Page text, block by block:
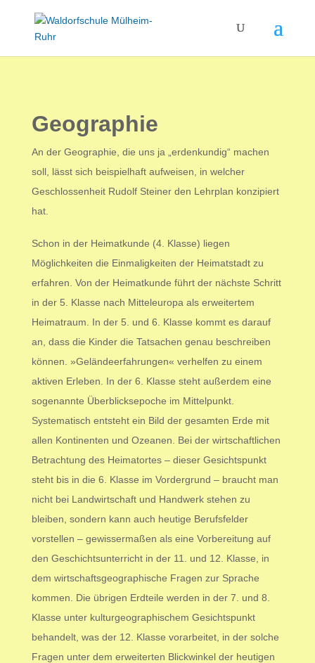
Geographie
An der Geographie, die uns ja „erdenkundig“ machen
soll, lässt sich beispielhaft aufweisen, in welcher
Geschlossenheit Rudolf Steiner den Lehrplan konzipiert
hat.
Schon in der Heimatkunde (4. Klasse) liegen
Möglichkeiten die Einmaligkeiten der Heimatstadt zu
erfahren. Von der Heimatkunde führt der nächste Schritt
in der 5. Klasse nach Mitteleuropa als erweitertem
Heimatraum. In der 5. und 6. Klasse kommt es darauf
an, dass die Kinder die Tatsachen genau beschreiben
können. »Geländeerfahrungen« verhelfen zu einem
aktiven Erleben. In der 6. Klasse steht außerdem eine
sogenannte Überblicksepoche im Mittelpunkt.
Systematisch entsteht ein Bild der gesamten Erde mit
allen Kontinenten und Ozeanen. Bei der wirtschaftlichen
Betrachtung des Heimatortes – dieser Gesichtspunkt
steht bis in die 6. Klasse im Vordergrund – braucht man
nicht bei Landwirtschaft und Handwerk stehen zu
bleiben, sondern kann auch heutige Berufsfelder
vorstellen – gewissermaßen als eine Vorbereitung auf
den Geschichtsunterricht in der 11. und 12. Klasse, in
dem wirtschaftsgeographische Fragen zur Sprache
kommen. Die übrigen Erdteile werden in der 7. und 8.
Klasse unter kulturgeographischem Gesichtspunkt
behandelt, was der 12. Klasse vorarbeitet, in der solche
Fragen unter dem erweiterten Blickwinkel der heutigen